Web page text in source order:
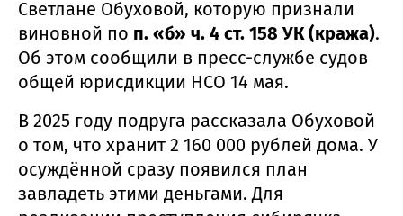
Светлане Обуховой, которую признали
виновной по п. «б» ч. 4 ст. 158 УК (кража).
Об этом сообщили в пресс-службе судов
общей юрисдикции НСО 14 мая.
В 2025 году подруга рассказала Обуховой
о том, что хранит 2 160 000 рублей дома. У
осуждённой сразу появился план
завладеть этими деньгами. Для